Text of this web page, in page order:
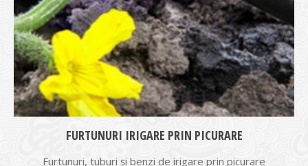
FURTUNURI IRIGARE PRIN PICURARE
Furtunuri, tuburi și benzi de irigare prin picurare